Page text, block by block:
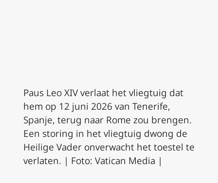
Paus Leo XIV verlaat het vliegtuig dat
hem op 12 juni 2026 van Tenerife,
Spanje, terug naar Rome zou brengen.
Een storing in het vliegtuig dwong de
Heilige Vader onverwacht het toestel te
verlaten. | Foto: Vatican Media |